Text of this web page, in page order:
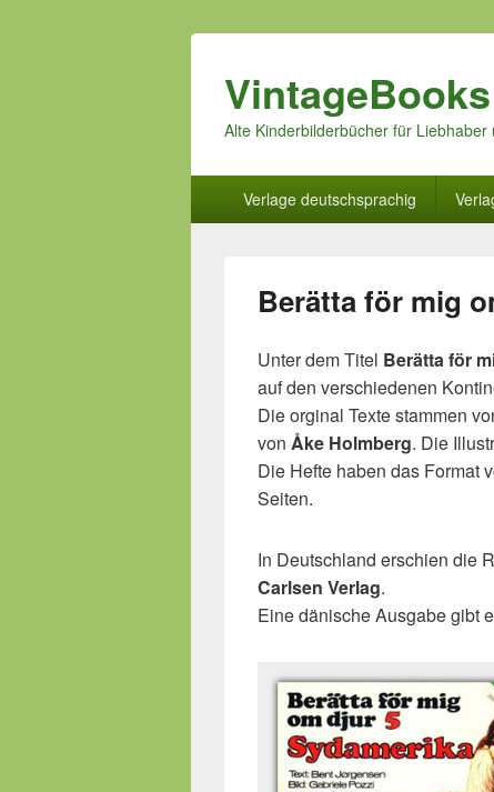
VintageBooks
Alte Kinderbilderbücher für Liebhaber
Verlage deutschsprachig
Berätta för mig
Unter dem Titel Berätta för
auf den verschiedenen
Die orginal Texte stammen
von Åke Holmberg. Die
Die Hefte haben das Format
Seiten.
In Deutschland erschien die
Carlsen Verlag.
Eine dänische Ausgabe gibt